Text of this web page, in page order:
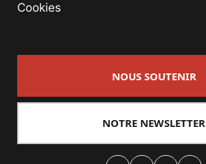
Cookies
NOUS SOUTENIR
NOTRE NEWSLETTER